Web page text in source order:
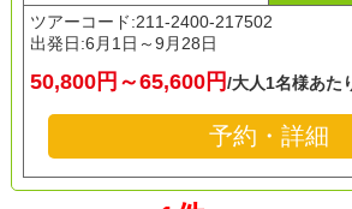
ツアーコード:211-2400-217502
出発日:6月1日～9月28日
50,800円～65,600円/大人1名様あた
予約・詳細